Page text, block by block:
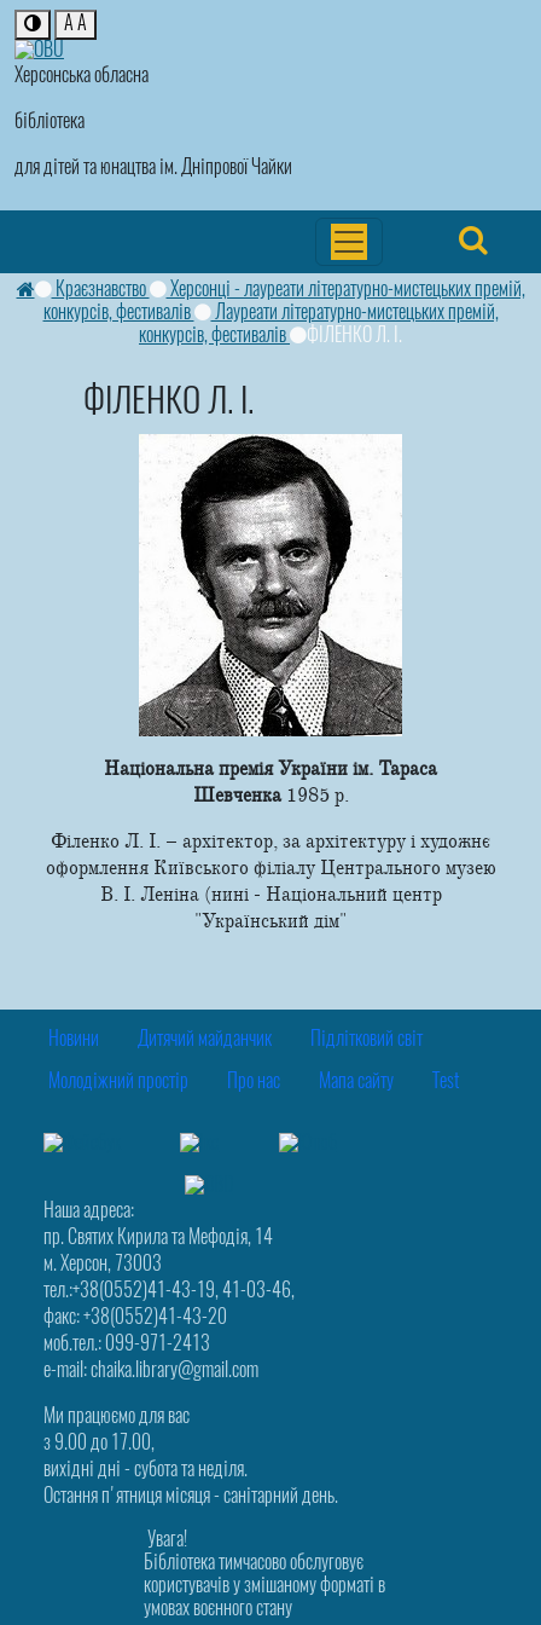
Херсонська обласна
бібліотека
для дітей та юнацтва ім. Дніпрової Чайки
A A
Краєзнавство
Херсонці - лауреати літературно-мистецьких премій,
конкурсів, фестивалів
Лауреати літературно-мистецьких премій,
конкурсів, фестивалів
ФІЛЕНКО Л. І.
ФІЛЕНКО Л. І.
Національна премія України ім. Тараса
Шевченка 1985 р.
Філенко Л. І. – архітектор, за архітектуру і художнє
оформлення Київського філіалу Центрального музею
В. І. Леніна (нині - Національний центр
"Український дім"
Новини Дитячий майданчик Підлітковий світ
Молодіжний простір Про нас Мапа сайту Test
Наша адреса:
пр. Святих Кирила та Мефодія, 14
м. Херсон, 73003
тел.:+38(0552)41-43-19, 41-03-46,
факс: +38(0552)41-43-20
моб.тел.: 099-971-2413
e-mail: chaika.library@gmail.com
Ми працюємо для вас
з 9.00 до 17.00,
вихідні дні - субота та неділя.
Остання п'ятниця місяця - санітарний день.
Увага!
Бібліотека тимчасово обслуговує
користувачів у змішаному форматі в
умовах воєнного стану